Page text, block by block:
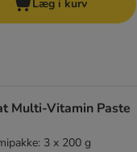
Læg i kurv
Multi-Vitamin Paste
3 x 200 g